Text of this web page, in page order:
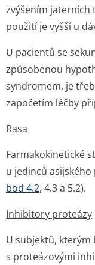
zvýšením jaterních
použití je vyšší u
U pacientů se
způsobenou
syndromem, je
započetím léčby
Rasa
Farmakokinetické
u jedinců
bod 4.2, 4.3 a 5.2).
Inhibitory proteázy
U subjektů,
s proteázovými